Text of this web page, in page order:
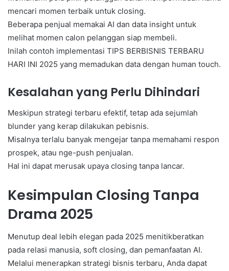
mencari momen terbaik untuk closing.
Beberapa penjual memakai AI dan data insight untuk
melihat momen calon pelanggan siap membeli.
Inilah contoh implementasi TIPS BERBISNIS TERBARU
HARI INI 2025 yang memadukan data dengan human touch.
Kesalahan yang Perlu Dihindari
Meskipun strategi terbaru efektif, tetap ada sejumlah
blunder yang kerap dilakukan pebisnis.
Misalnya terlalu banyak mengejar tanpa memahami respon
prospek, atau nge-push penjualan.
Hal ini dapat merusak upaya closing tanpa lancar.
Kesimpulan Closing Tanpa
Drama 2025
Menutup deal lebih elegan pada 2025 menitikberatkan
pada relasi manusia, soft closing, dan pemanfaatan AI.
Melalui menerapkan strategi bisnis terbaru, Anda dapat